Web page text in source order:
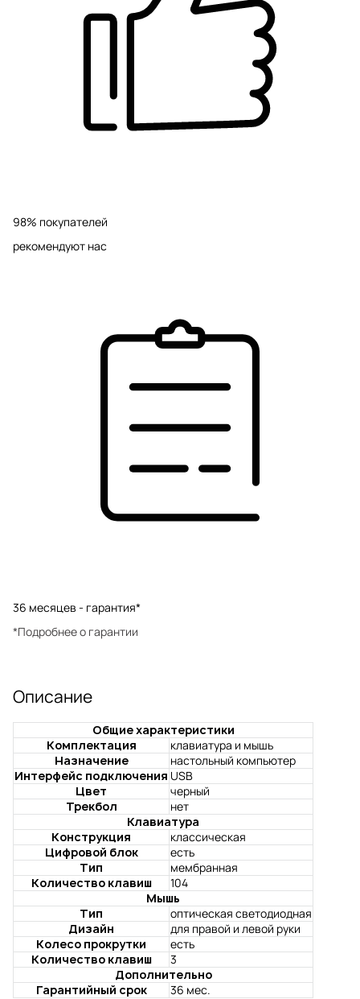
98% покупателей
рекомендуют нас
36 месяцев - гарантия*
*Подробнее о гарантии
Описание
Общие характеристики
Комплектация
клавиатура и мышь
Назначение
настольный компьютер
Интерфейс подключения USB
Цвет
черный
Трекбол
нет
Клавиатура
Конструкция
классическая
Цифровой блок
есть
Тип
мембранная
Количество клавиш
104
Мышь
Тип
оптическая светодиодная
Дизайн
для правой и левой руки
Колесо прокрутки
есть
Количество клавиш
3
Дополнительно
Гарантийный срок
36 мес.